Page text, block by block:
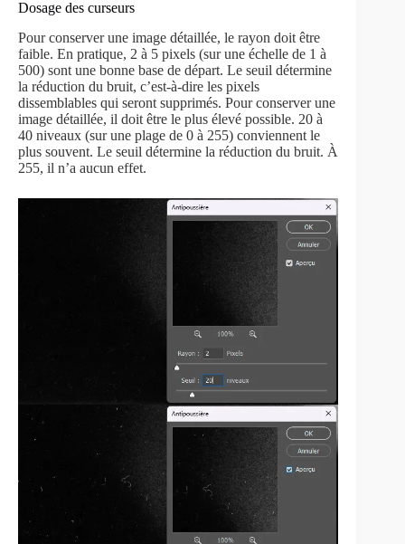
Dosage des curseurs
Pour conserver une image détaillée, le rayon doit être
faible. En pratique, 2 à 5 pixels (sur une échelle de 1 à
500) sont une bonne base de départ. Le seuil détermine
la réduction du bruit, c’est-à-dire les pixels
dissemblables qui seront supprimés. Pour conserver une
image détaillée, il doit être le plus élevé possible. 20 à
40 niveaux (sur une plage de 0 à 255) conviennent le
plus souvent. Le seuil détermine la réduction du bruit. À
255, il n’a aucun effet.